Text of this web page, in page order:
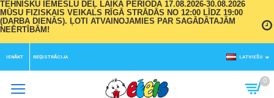
TEHNISKU IEMESLU DĒĻ LAIKA PERIODĀ 17.08.2026-30.08.2026
MŪSU FIZISKAIS VEIKALS RĪGĀ STRĀDĀS NO 12:00 LĪDZ 19:00
(DARBA DIENĀS). ĻOTI ATVAINOJAMIES PAR SAGĀDĀTAJĀM
NEĒRTĪBĀM!
IENĀKT REĢISTRĀCIJA LATVIEŠU
0